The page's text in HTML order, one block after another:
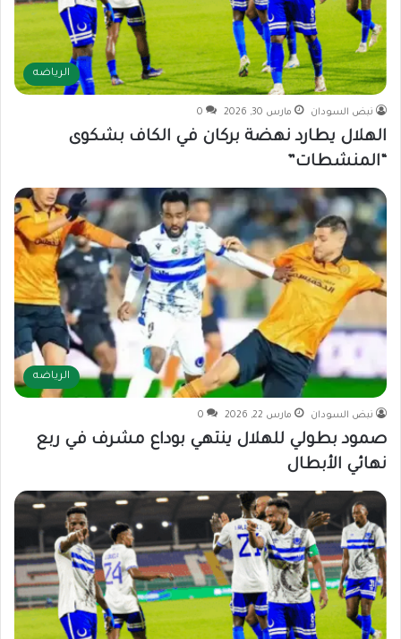
الرياضه
نبض السودان مارس 30, 2026 0
الهلال يطارد نهضة بركان في الكاف بشكوى
“المنشطات”
الرياضه
نبض السودان مارس 22, 2026 0
صمود بطولي للهلال ينتهي بوداع مشرف في ربع
نهائي الأبطال